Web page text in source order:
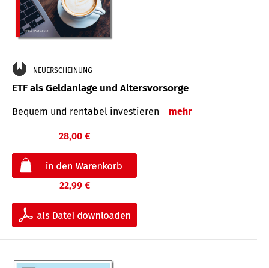
NEUERSCHEINUNG
ETF als Geldanlage und Altersvorsorge
Bequem und rentabel investieren mehr
28,00 €
22,99 €